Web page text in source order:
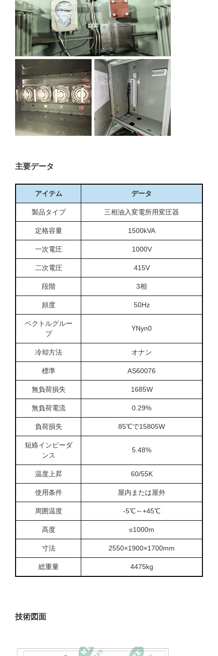
主要データ
アイテム データ
製品タイプ 三相油入変電所用変圧器
定格容量 1500kVA
一次電圧 1000V
二次電圧 415V
段階 3相
頻度 50Hz
ベクトルグルー
プ
YNyn0
冷却方法 オナン
標準 AS60076
無負荷損失 1685W
無負荷電流 0.29%
負荷損失 85℃で15805W
短絡インピーダ
ンス
5.48%
温度上昇 60/55K
使用条件 屋内または屋外
周囲温度 -5℃～+45℃
高度 ≤1000m
寸法 2550×1900×1700mm
総重量 4475kg
技術図面